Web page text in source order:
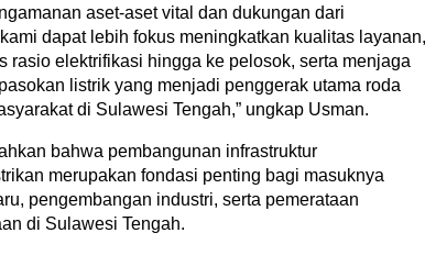
aset-aset vital dan dukungan dari
dapat lebih fokus meningkatkan kualitas layanan,
rasio elektrifikasi hingga ke pelosok, serta menjaga
listrik yang menjadi penggerak utama roda
di Sulawesi Tengah,” ungkap Usman.
bahwa pembangunan infrastruktur
merupakan fondasi penting bagi masuknya
pengembangan industri, serta pemerataan
di Sulawesi Tengah.